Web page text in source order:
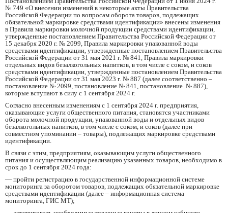
№ 749 «О внесении изменений в некоторые акты Правительства
Российской Федерации по вопросам оборота товаров, подлежащих
обязательной маркировке средствами идентификации» внесены изменения
в Правила маркировки молочной продукции средствами идентификации,
утвержденные постановлением Правительства Российской Федерации от
15 декабря 2020 г. № 2099, Правила маркировки упакованной воды
средствами идентификации, утвержденные постановлением Правительства
Российской Федерации от 31 мая 2021 г. № 841, Правила маркировки
отдельных видов безалкогольных напитков, в том числе с соком, и соков
средствами идентификации, утвержденные постановлением Правительства
Российской Федерации от 31 мая 2023 г. № 887 (далее соответственно –
постановление № 2099, постановление № 841, постановление № 887),
которые вступают в силу с 1 сентября 2024 г.
Согласно внесенным изменениям с 1 сентября 2024 г. предприятия,
оказывающие услуги общественного питания, становятся участниками
оборота молочной продукции, упакованной воды и отдельных видов
безалкогольных напитков, в том числе с соком, и соков (далее при
совместном упоминании – товары), подлежащих маркировке средствами
идентификации.
В связи с этим, предприятиям, оказывающим услуги общественного
питания и осуществляющим реализацию указанных товаров, необходимо в
срок до 1 сентября 2024 года:
— пройти регистрацию в государственной информационной системе
мониторинга за оборотом товаров, подлежащих обязательной маркировке
средствами идентификации (далее – информационная система
мониторинга, ГИС МТ);